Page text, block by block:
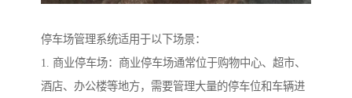
停车场管理系统适用于以下场景：
1. 商业停车场：商业停车场通常位于购物中心、超市、
酒店、办公楼等地方，需要管理大量的停车位和车辆进